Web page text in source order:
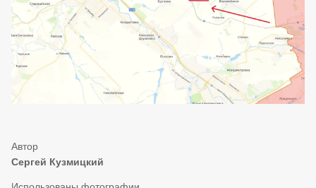
Сергей Кузмицкий